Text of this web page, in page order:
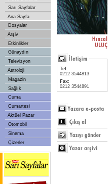
Sarı Sayfalar
Ana Sayfa
Dosyalar
Arşiv
Etkinlikler
Günaydın
Televizyon
Astroloji
Magazin
Sağlık
Cuma
Cumartesi
Aktüel Pazar
Otomobil
Sinema
Çizerler
Tel:
0212 3544813
Fax:
0212 3544891